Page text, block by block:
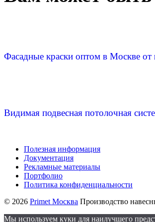
Фасадные краски оптом в Москве от
Видимая подвесная потолочная
Полезная информация
Документация
Рекламные материалы
Портфолио
Политика конфиденциальности
© 2026 Primet Москва Производство
Мы используем куки для наилучшего